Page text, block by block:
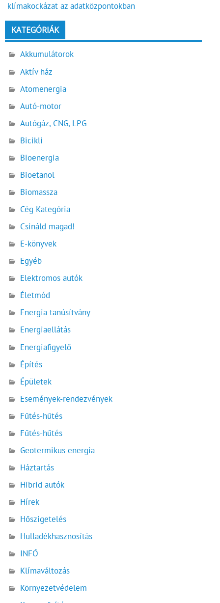
klímakockázat az adatközpontokban
KATEGÓRIÁK
Akkumulátorok
Aktív ház
Atomenergia
Autó-motor
Autógáz, CNG, LPG
Bicikli
Bioenergia
Bioetanol
Biomassza
Cég Kategória
Csináld magad!
E-könyvek
Egyéb
Elektromos autók
Életmód
Energia tanúsítvány
Energiaellátás
Energiafigyelő
Építés
Épületek
Események-rendezvények
Fűtés-hűtés
Fűtés-hűtés
Geotermikus energia
Háztartás
Hibrid autók
Hírek
Hőszigetelés
Hulladékhasznosítás
INFÓ
Klímaváltozás
Környezetvédelem